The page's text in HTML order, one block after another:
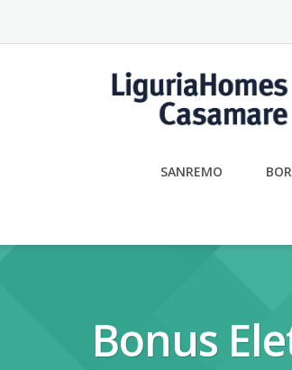
content
SANREMO
Bonus